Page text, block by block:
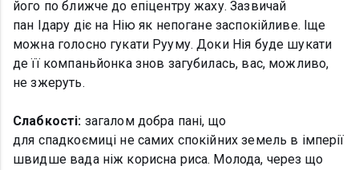
його по ближче до епіцентру жаху. Зазвичай
пан Ідару діє на Нію як непогане заспокійливе. Іще
можна голосно гукати Рууму. Доки Нія буде шукати
де її компаньйонка знов загубилась, вас, можливо,
не зжеруть.
Слабкості: загалом добра пані, що
для спадкоємиці не самих спокійних земель в імперії
швидше вада ніж корисна риса. Молода, через що